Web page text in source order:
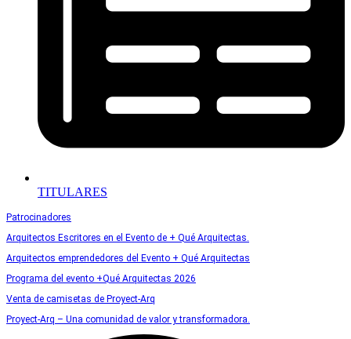
TITULARES
Patrocinadores
Arquitectos Escritores en el Evento de + Qué Arquitectas.
Arquitectos emprendedores del Evento + Qué Arquitectas
Programa del evento +Qué Arquitectas 2026
Venta de camisetas de Proyect-Arq
Proyect-Arq – Una comunidad de valor y transformadora.